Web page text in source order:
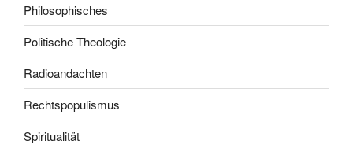
Philosophisches
Politische Theologie
Radioandachten
Rechtspopulismus
Spiritualität